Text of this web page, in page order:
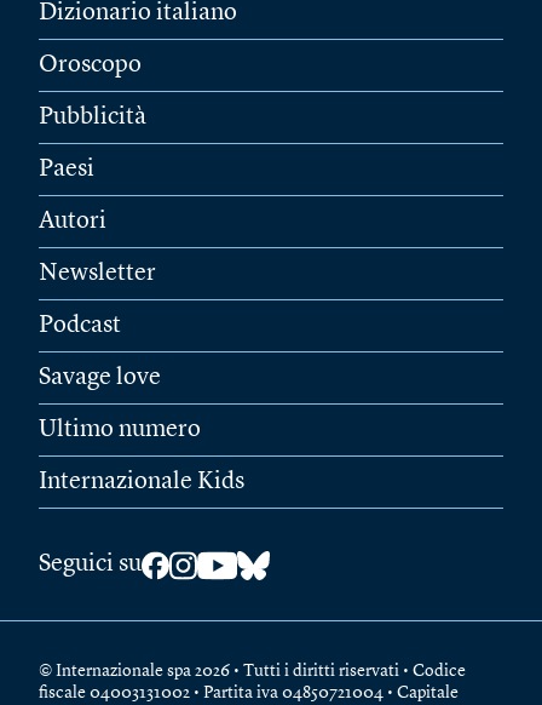
Dizionario italiano
Oroscopo
Pubblicità
Paesi
Autori
Newsletter
Podcast
Savage love
Ultimo numero
Internazionale Kids
Seguici su
© Internazionale spa 2026 • Tutti i diritti riservati • Codice
fiscale 04003131002 • Partita iva 04850721004 • Capitale